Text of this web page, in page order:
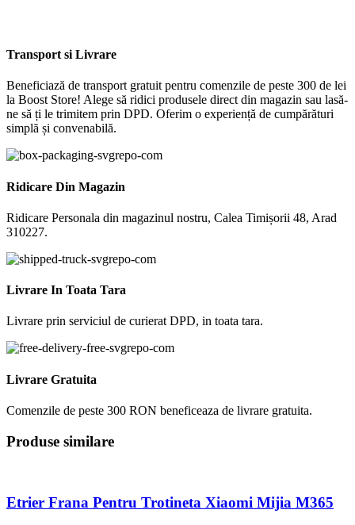
Transport si Livrare
Beneficiază de transport gratuit pentru comenzile de peste 300 de lei
la Boost Store! Alege să ridici produsele direct din magazin sau lasă-
ne să ți le trimitem prin DPD. Oferim o experiență de cumpărături
simplă și convenabilă.
Ridicare Din Magazin
Ridicare Personala din magazinul nostru, Calea Timișorii 48, Arad
310227.
Livrare In Toata Tara
Livrare prin serviciul de curierat DPD, in toata tara.
Livrare Gratuita
Comenzile de peste 300 RON beneficeaza de livrare gratuita.
Produse similare
Etrier Frana Pentru Trotineta Xiaomi Mijia M365